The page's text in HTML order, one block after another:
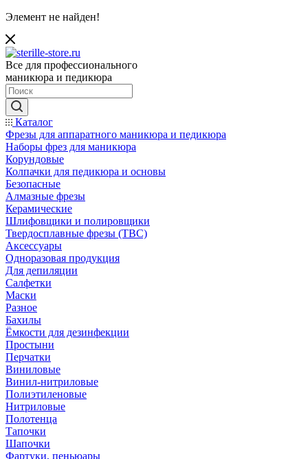
Элемент не найден!
Все для профессионального
маникюра и педикюра
Каталог
Фрезы для аппаратного маникюра и педикюра
Наборы фрез для маникюра
Корундовые
Колпачки для педикюра и основы
Безопасные
Алмазные фрезы
Керамические
Шлифовщики и полировщики
Твердосплавные фрезы (ТВС)
Аксессуары
Одноразовая продукция
Для депиляции
Салфетки
Маски
Разное
Бахилы
Ёмкости для дезинфекции
Простыни
Перчатки
Виниловые
Винил-нитриловые
Полиэтиленовые
Нитриловые
Полотенца
Тапочки
Шапочки
Фартуки, пеньюары